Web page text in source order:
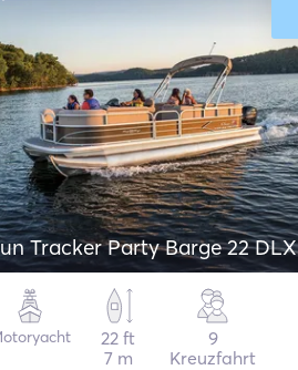
Tracker Party Barge 22 DLX
22 ft
7 m
9
Kreuzfahrt